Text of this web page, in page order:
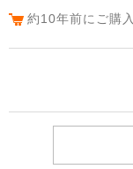
約10年前にご購入